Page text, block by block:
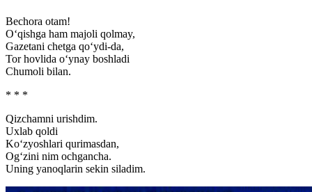
Bechora otam!
O‘qishga ham majoli qolmay,
Gazetani chetga qo‘ydi-da,
Tor hovlida o‘ynay boshladi
Chumoli bilan.
* * *
Qizchamni urishdim.
Uxlab qoldi
Ko‘zyoshlari qurimasdan,
Og‘zini nim ochgancha.
Uning yanoqlarin sekin siladim.